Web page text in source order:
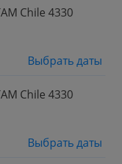
Chile 4330
Выбрать даты
Chile 4330
Выбрать даты